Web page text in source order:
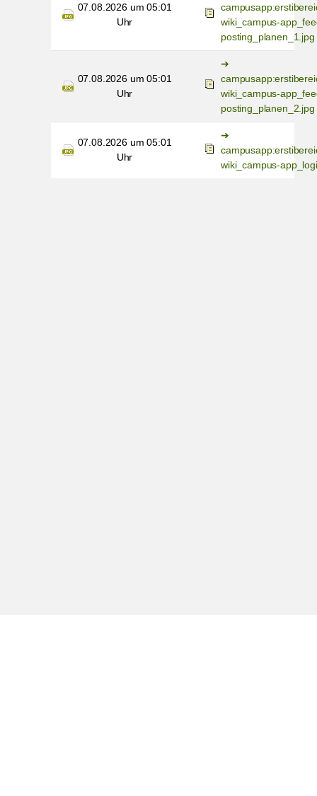
07.08.2026 um 05:01
Uhr
wiki_campus-
posting_planen_1.jpg
07.08.2026 um 05:01
Uhr
wiki_campus-
posting_planen_2.jpg
07.08.2026 um 05:01
Uhr
wiki_campus-